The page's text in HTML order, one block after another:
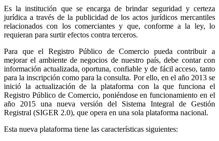
Es la institución que se encarga de brindar seguridad y certeza
jurídica a través de la publicidad de los actos jurídicos mercantiles
relacionados con los comerciantes y que, conforme a la ley, lo
requieran para surtir efectos contra terceros.
Para que el Registro Público de Comercio pueda contribuir a
mejorar el ambiente de negocios de nuestro país, debe contar con
información actualizada, oportuna, confiable y de fácil acceso, tanto
para la inscripción como para la consulta. Por ello, en el año 2013 se
inició la actualización de la plataforma con la que funciona el
Registro Público de Comercio, poniéndose en funcionamiento en el
año 2015 una nueva versión del Sistema Integral de Gestión
Registral (SIGER 2.0), que opera en una sola plataforma nacional.
Esta nueva plataforma tiene las características siguientes: